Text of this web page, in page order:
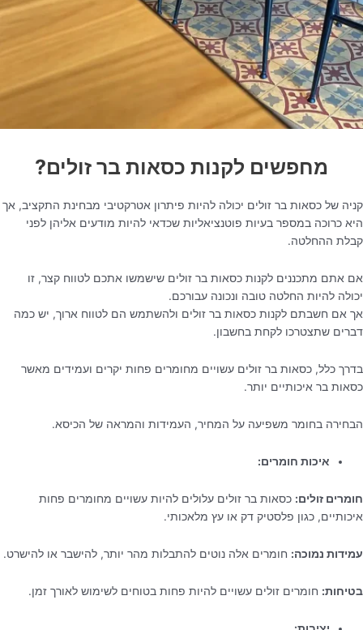
מחפשים לקנות כסאות בר זולים?
קניה של כסאות בר זולים יכולה להיות פיתרון אטרקטיבי מבחינת התקציב, אך
היא כרוכה במספר בעיות פוטנציאליות שכדאי להיות מודעים אליהן לפני
קבלת ההחלטה.
אם אתם מתכננים לקנות כסאות בר זולים שישמשו אתכם לטווח קצר, זו
יכולה להיות החלטה טובה ונכונה עבורכם.
אך אם חשבתם לקנות כסאות בר זולים ולהשתמש הם לטווח ארוך, יש כמה
דברים שתצטרכו לקחת בחשבון.
בדרך כלל, כסאות בר זולים עשויים מחומרים פחות יקרים ועמידים מאשר
כסאות בר איכותיים יותר.
הבחירה בחומר משפיעה על המחיר, העמידות והמראה של הכיסא.
איכות חומרים:
חומרים זולים: כסאות בר זולים עלולים להיות עשויים מחומרים פחות
איכותיים, כגון פלסטיק דק או עץ מלאכותי.
עמידות נמוכה: חומרים אלה נוטים להתבלות מהר יותר, להישבר או להישרט.
בטיחות: חומרים זולים עשויים להיות פחות בטוחים לשימוש לאורך זמן.